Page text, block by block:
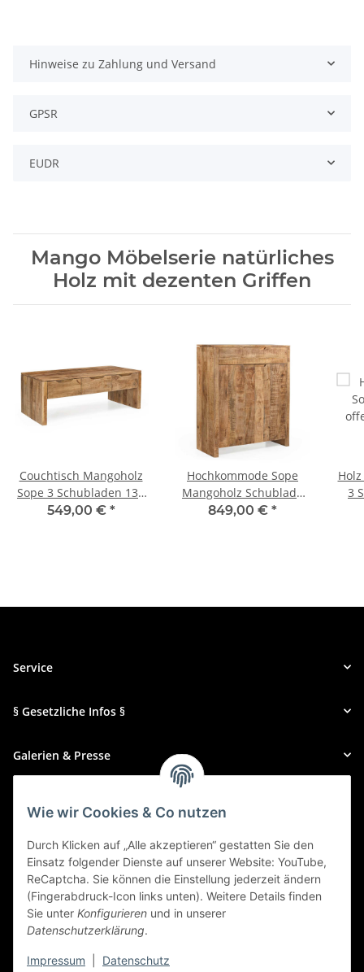
Wie wir Cookies & Co nutzen
Durch Klicken auf „Alle akzeptieren“ gestatten Sie den
Einsatz folgender Dienste auf unserer Website: YouTube,
ReCaptcha. Sie können die Einstellung jederzeit ändern
(Fingerabdruck-Icon links unten). Weitere Details finden
Sie unter Konfigurieren und in unserer
Datenschutzerklärung.
Impressum Datenschutz
Hinweise zu Zahlung und Versand
GPSR
EUDR
Mango Möbelserie natürliches
Holz mit dezenten Griffen
Couchtisch Mangoholz
Sope 3 Schubladen 130
cm
549,00 € *
Hochkommode Sope
Mangoholz Schublade
115 cm
849,00 € *
3
Service
§ Gesetzliche Infos §
Galerien & Presse